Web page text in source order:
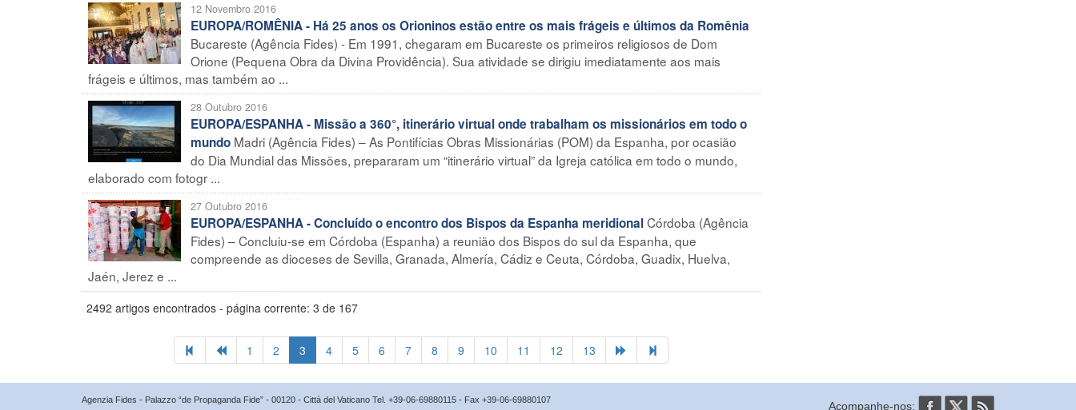
12 Novembro 2016
EUROPA/ROMÊNIA - Há 25 anos os Orioninos estão entre os mais frágeis e últimos da Romênia
Bucareste (Agência Fides) - Em 1991, chegaram em Bucareste os primeiros religiosos de Dom
Orione (Pequena Obra da Divina Providência). Sua atividade se dirigiu imediatamente aos mais
frágeis e últimos, mas também ao ...
28 Outubro 2016
EUROPA/ESPANHA - Missão a 360°, itinerário virtual onde trabalham os missionários em todo o
mundo Madri (Agência Fides) – As Pontifícias Obras Missionárias (POM) da Espanha, por ocasião
do Dia Mundial das Missões, prepararam um “itinerário virtual” da Igreja católica em todo o mundo,
elaborado com fotogr ...
27 Outubro 2016
EUROPA/ESPANHA - Concluído o encontro dos Bispos da Espanha meridionalCórdoba (Agência
Fides) – Concluiu-se em Córdoba (Espanha) a reunião dos Bispos do sul da Espanha, que
compreende as dioceses de Sevilla, Granada, Almería, Cádiz e Ceuta, Córdoba, Guadix, Huelva,
Jaén, Jerez e ...
2492 artigos encontrados - página corrente: 3 de 167
1 2 3 4 5 6 7 8 9 10 11 12 13
Agenzia Fides - Palazzo “de Propaganda Fide” - 00120 - Città del Vaticano Tel. +39-06-69880115 - Fax +39-06-69880107 Acompanhe-nos: